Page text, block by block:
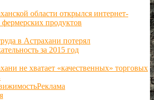
области открылся интернет-
фермерских продуктов
в Астрахани потерял
за 2015 год
не хватает «качественных» торговых
Реклама